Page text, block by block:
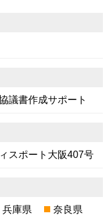
議書作成サポート
スポート大阪407号
兵庫県
奈良県